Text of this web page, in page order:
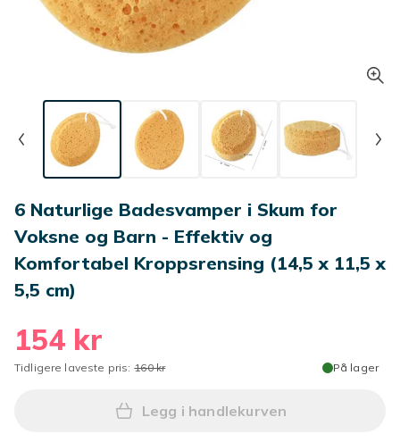
6 Naturlige Badesvamper i Skum for
Voksne og Barn - Effektiv og
Komfortabel Kroppsrensing (14,5 x 11,5 x
5,5 cm)
154 kr
Tidligere laveste pris: 160 kr På lager
Legg 6 Naturlige
Legg i handlekurven